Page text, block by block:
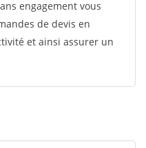
engagement vous
de devis en
et ainsi assurer un